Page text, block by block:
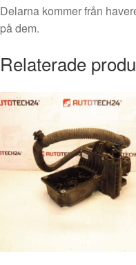
Delarna kommer från
på dem.
Relaterade